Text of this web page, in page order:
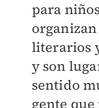
para
literarios
y son
sentido
gente